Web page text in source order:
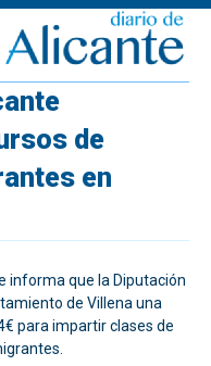
de
en
informa que la Diputación
de Villena una
para impartir clases de